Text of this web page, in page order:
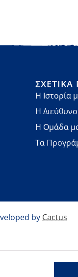
Η Ιστορία
Η
Η Ομάδα
Τα
by Cactus